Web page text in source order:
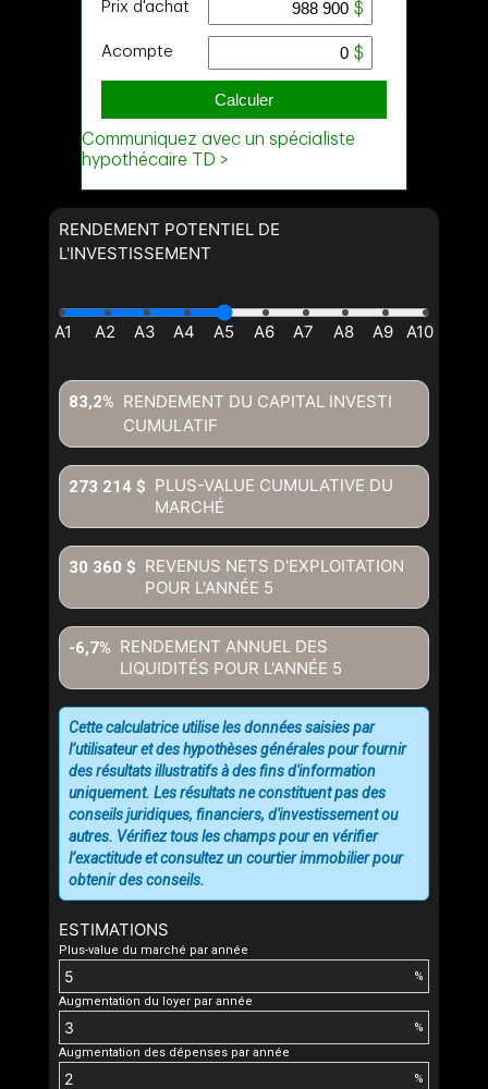
RENDEMENT POTENTIEL DE
L'INVESTISSEMENT
RENDEMENT DU CAPITAL INVESTI
CUMULATIF
83,2%
PLUS-VALUE CUMULATIVE DU
MARCHÉ
273 214 $
REVENUS NETS D'EXPLOITATION
POUR L'ANNÉE 5
30 360 $
RENDEMENT ANNUEL DES
LIQUIDITÉS POUR L'ANNÉE 5
-6,7%
ESTIMATIONS
Plus-value du marché par année
%
Augmentation du loyer par année
%
Augmentation des dépenses par année
%
Cette calculatrice utilise les données saisies par
l’utilisateur et des hypothèses générales pour fournir
des résultats illustratifs à des fins d'information
uniquement. Les résultats ne constituent pas des
conseils juridiques, financiers, d'investissement ou
autres. Vérifiez tous les champs pour en vérifier
l’exactitude et consultez un courtier immobilier pour
obtenir des conseils.